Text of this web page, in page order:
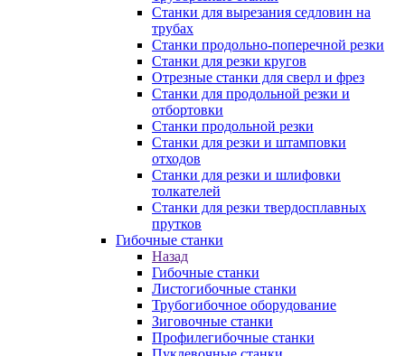
Станки для вырезания седловин на
трубаx
Станки продольно-поперечной резки
Станки для резки кругов
Отрезные станки для сверл и фрез
Станки для продольной резки и
отбортовки
Станки продольной резки
Станки для резки и штамповки
отходов
Станки для резки и шлифовки
толкателей
Станки для резки твердосплавных
прутков
Гибочные станки
Назад
Гибочные станки
Листогибочные станки
Трубогибочное оборудование
Зиговочные станки
Профилегибочные станки